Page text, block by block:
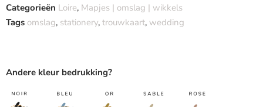
Categorieën Loire, Mapjes | omslag | wikkels
Tags omslag, stationery, trouwkaart, wedding
Andere kleur bedrukking?